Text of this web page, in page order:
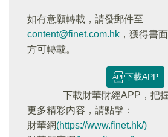
如有意願轉載，請發郵件至
content@finet.com.hk ，獲得書
方可轉載。
下載APP
下載財華財經APP，把
更多精彩内容，請點擊：
財華網(https://www.finet.hk/)